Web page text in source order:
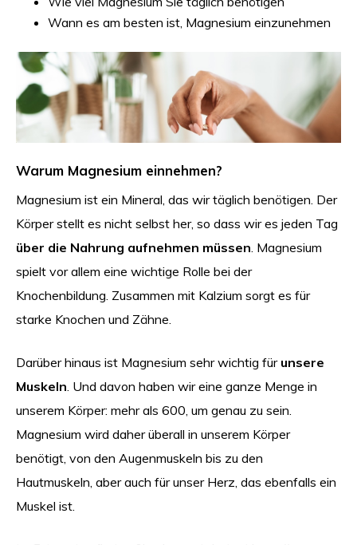
Wann es am besten ist, Magnesium einzunehmen
Warum Magnesium einnehmen?
Magnesium ist ein Mineral, das wir täglich benötigen. Der
Körper stellt es nicht selbst her, so dass wir es jeden Tag
über die Nahrung aufnehmen müssen. Magnesium
spielt vor allem eine wichtige Rolle bei der
Knochenbildung. Zusammen mit Kalzium sorgt es für
starke Knochen und Zähne.
Darüber hinaus ist Magnesium sehr wichtig fürunsere
Muskeln. Und davon haben wir eine ganze Menge in
unserem Körper: mehr als 600, um genau zu sein.
Magnesium wird daher überall in unserem Körper
benötigt, von den Augenmuskeln bis zu den
Hautmuskeln, aber auch für unser Herz, das ebenfalls ein
Muskel ist.